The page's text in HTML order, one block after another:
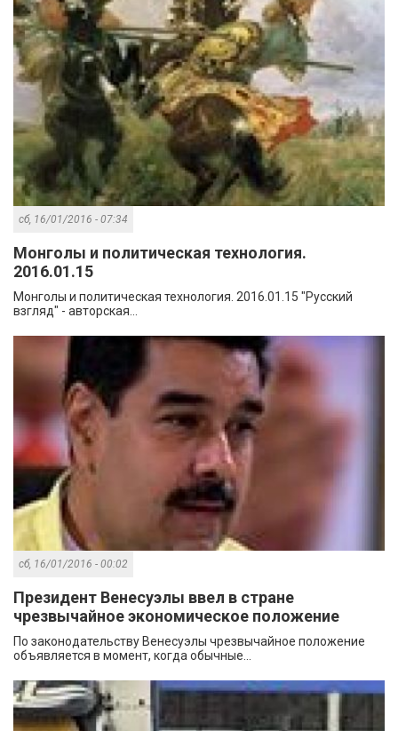
сб, 16/01/2016 - 07:34
Монголы и политическая технология.
2016.01.15
Монголы и политическая технология. 2016.01.15 "Русский
взгляд" - авторская...
сб, 16/01/2016 - 00:02
Президент Венесуэлы ввел в стране
чрезвычайное экономическое положение
По законодательству Венесуэлы чрезвычайное положение
объявляется в момент, когда обычные...